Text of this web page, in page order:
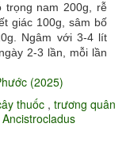
trọng nam 200g, rễ
giác 100g, sâm bố
Ngâm với 3-4 lít
2-3 lần, mỗi lần
(2025)
thuốc , trương quân
Ancistrocladus